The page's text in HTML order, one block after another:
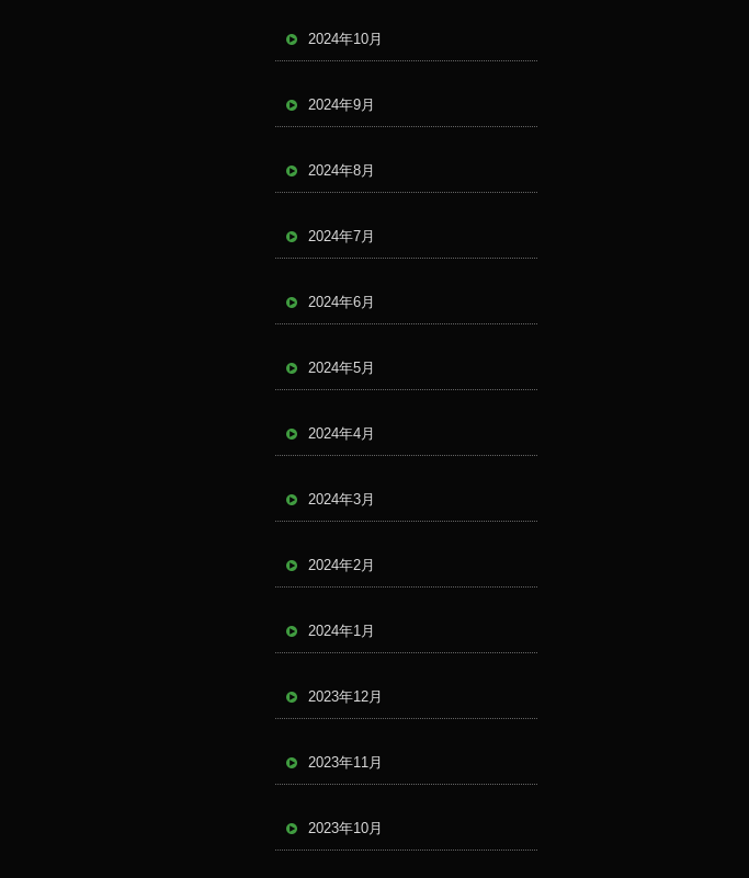
2024年10月
2024年9月
2024年8月
2024年7月
2024年6月
2024年5月
2024年4月
2024年3月
2024年2月
2024年1月
2023年12月
2023年11月
2023年10月